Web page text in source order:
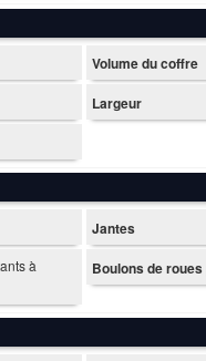
Volume du coffre
Largeur
Jantes
à
Boulons de